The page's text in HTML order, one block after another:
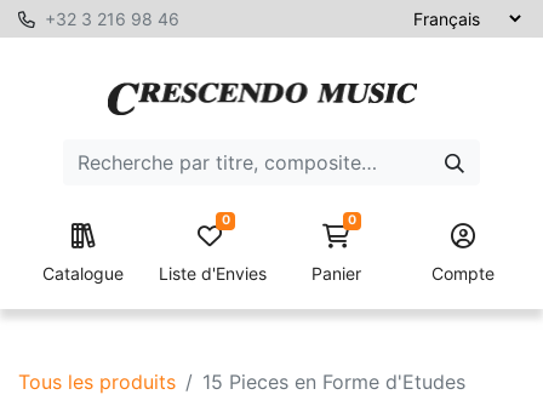
+32 3 216 98 46
Catalogue Liste d'Envies
0 0
Panier Compte
Tous les produits 15 Pieces en Forme d'Etudes